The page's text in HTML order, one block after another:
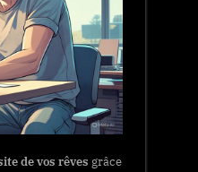
de vos rêves grâce